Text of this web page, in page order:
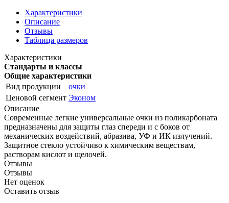
Характеристики
Описание
Отзывы
Таблица размеров
Характеристики
Стандарты и классы
Общие характеристики
Вид продукции
очки
Ценовой сегмент Эконом
Описание
Современные легкие универсальные очки из поликарбоната
предназначены для защиты глаз спереди и с боков от
механических воздействий, абразива, УФ и ИК излучений.
Защитное стекло устойчиво к химическим веществам,
растворам кислот и щелочей.
Отзывы
Отзывы
Нет оценок
Оставить отзыв